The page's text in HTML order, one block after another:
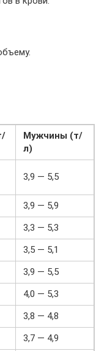
Мужчины (т/
л)
3,9 — 5,5
3,9 — 5,9
3,3 — 5,3
3,5 — 5,1
3,9 — 5,5
4,0 — 5,3
3,8 — 4,8
3,7 — 4,9